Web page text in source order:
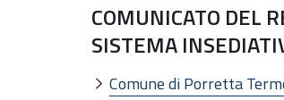
COMUNICATO DEL
SISTEMA
Comune di Porretta